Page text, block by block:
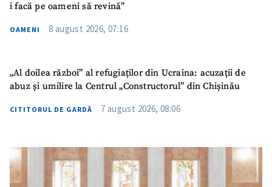
i facă pe oameni să revină”
OAMENI 8 august 2026, 07:16
„Al doilea război” al refugiaților din Ucraina: acuzații de
abuz și umilire la Centrul „Constructorul” din Chișinău
CITITORUL DE GARDĂ 7 august 2026, 08:06